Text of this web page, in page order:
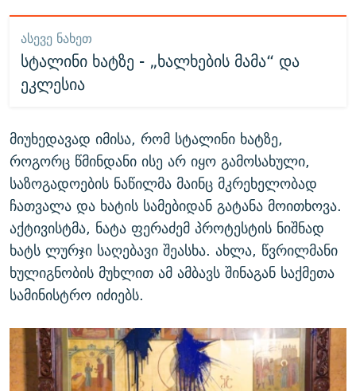
ᲐᲡᲔᲕᲔ ᲜᲐᲮᲔᲗ
სტალინი ხატზე - „ხალხების მამა“ და
ეკლესია
მიუხედავად იმისა, რომ სტალინი ხატზე,
როგორც წმინდანი ისე არ იყო გამოსახული,
საზოგადოების ნაწილმა მაინც მკრეხელობად
ჩათვალა და ხატის სამებიდან გატანა მოითხოვა.
აქტივისტმა, ნატა ფერაძემ პროტესტის ნიშნად
ხატს ლურჯი საღებავი შეასხა. ახლა, წვრილმანი
ხულიგნობის მუხლით ამ ამბავს შინაგან საქმეთა
სამინისტრო იძიებს.